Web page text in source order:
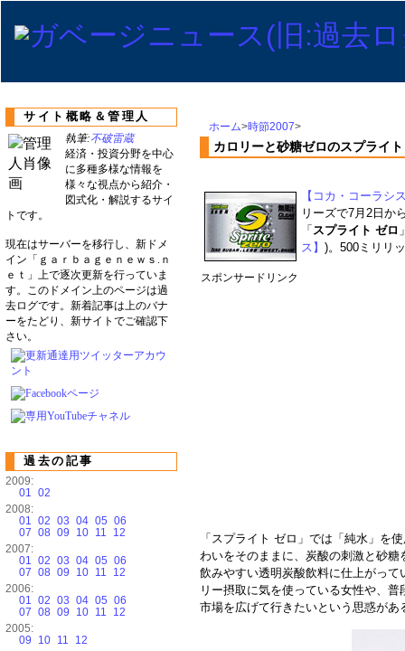
ホーム>時節2007>
カロリーと砂糖ゼロのスプライ
【コカ・コーラシ
リーズで7月2日か
「 スプライト ゼロ
ス】 )。500ミリリ
スポンサードリンク
「スプライト ゼロ」では「純水」を
わいをそのままに、炭酸の刺激と砂
飲みやすい透明炭酸飲料に仕上がっ
リー摂取に気を使っている女性や、
市場を広げて行きたいという思惑があ
サイト概略＆管理人
執筆:不破雷蔵
経済・投資分野を中心
に多種多様な情報を
様々な視点から紹介・
図式化・解説するサイ
トです。
現在はサーバーを移行し、新ドメ
イン「ｇａｒｂａｇｅｎｅｗｓ.ｎ
ｅｔ」上で逐次更新を行っていま
す。このドメイン上のページは過
去ログです。新着記事は上のバナ
ーをたどり、新サイトでご確認下
さい。
過去の記事
2009:
01 02
2008:
01 02 03 04 05 06
07 08 09 10 11
12
2007:
01 02 03 04 05 06
07 08 09 10 11
12
2006:
01 02 03 04 05 06
07 08 09 10 11
12
2005:
09
10 11 12